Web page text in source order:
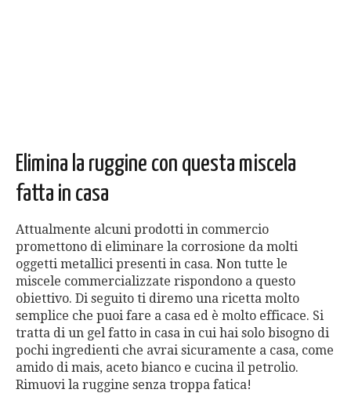
Elimina la ruggine con questa miscela
fatta in casa
Attualmente alcuni prodotti in commercio
promettono di eliminare la corrosione da molti
oggetti metallici presenti in casa. Non tutte le
miscele commercializzate rispondono a questo
obiettivo. Di seguito ti diremo una ricetta molto
semplice che puoi fare a casa ed è molto efficace. Si
tratta di un gel fatto in casa in cui hai solo bisogno di
pochi ingredienti che avrai sicuramente a casa, come
amido di mais, aceto bianco e cucina il petrolio.
Rimuovi la ruggine senza troppa fatica!